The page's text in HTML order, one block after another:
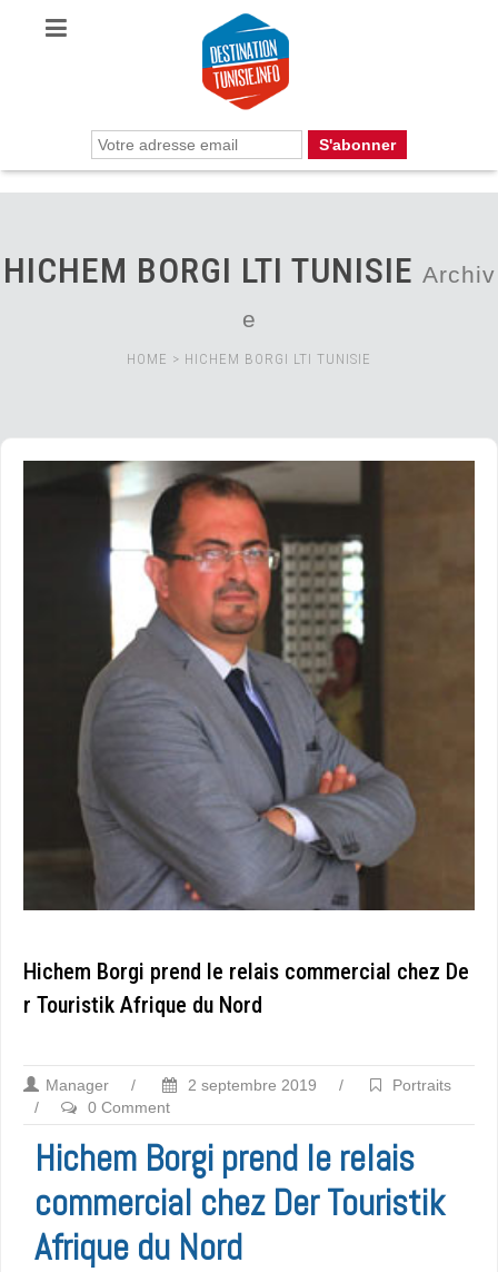
HICHEM BORGI LTI TUNISIE Archiv
e
HOME > HICHEM BORGI LTI TUNISIE
Hichem Borgi prend le relais commercial chez De
r Touristik Afrique du Nord
Manager / 2 septembre 2019 /
Portraits
/
0 Comment
Hichem Borgi prend le relais
commercial chez Der Touristik
Afrique du Nord